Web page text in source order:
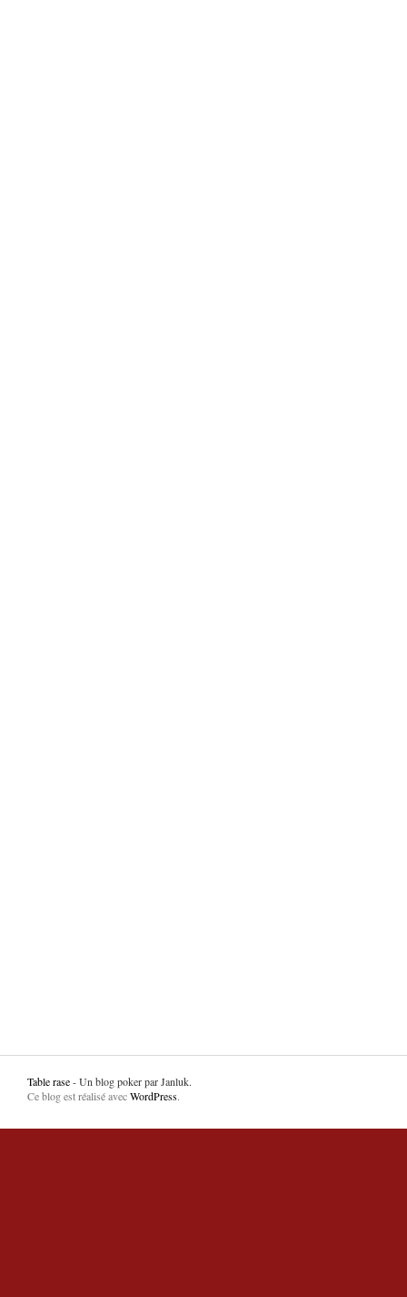
Table rase- Un blog poker par Janluk.
Ce blog est réalisé avecWordPress.